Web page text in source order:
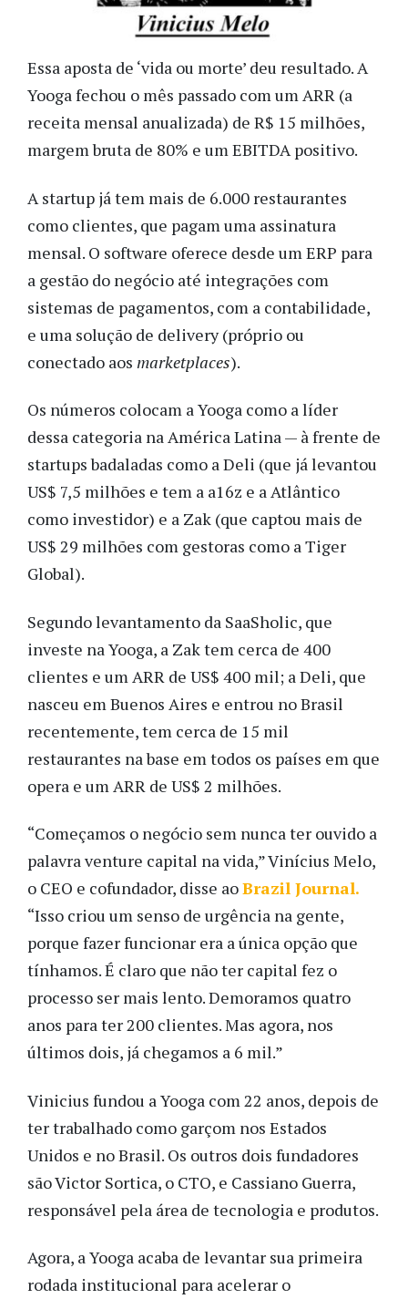
Essa aposta de ‘vida ou morte’ deu resultado. A
Yooga fechou o mês passado com um ARR (a
receita mensal anualizada) de R$ 15 milhões,
margem bruta de 80% e um EBITDA positivo.
A startup já tem mais de 6.000 restaurantes
como clientes, que pagam uma assinatura
mensal. O software oferece desde um ERP para
a gestão do negócio até integrações com
sistemas de pagamentos, com a contabilidade,
e uma solução de delivery (próprio ou
conectado aos marketplaces).
Os números colocam a Yooga como a líder
dessa categoria na América Latina — à frente de
startups badaladas como a Deli (que já levantou
US$ 7,5 milhões e tem a a16z e a Atlântico
como investidor) e a Zak (que captou mais de
US$ 29 milhões com gestoras como a Tiger
Global).
Segundo levantamento da SaaSholic, que
investe na Yooga, a Zak tem cerca de 400
clientes e um ARR de US$ 400 mil; a Deli, que
nasceu em Buenos Aires e entrou no Brasil
recentemente, tem cerca de 15 mil
restaurantes na base em todos os países em que
opera e um ARR de US$ 2 milhões.
“Começamos o negócio sem nunca ter ouvido a
palavra venture capital na vida,” Vinícius Melo,
o CEO e cofundador, disse aoBrazil Journal.
“Isso criou um senso de urgência na gente,
porque fazer funcionar era a única opção que
tínhamos. É claro que não ter capital fez o
processo ser mais lento. Demoramos quatro
anos para ter 200 clientes. Mas agora, nos
últimos dois, já chegamos a 6 mil.”
Vinicius fundou a Yooga com 22 anos, depois de
ter trabalhado como garçom nos Estados
Unidos e no Brasil. Os outros dois fundadores
são Victor Sortica, o CTO, e Cassiano Guerra,
responsável pela área de tecnologia e produtos.
Agora, a Yooga acaba de levantar sua primeira
rodada institucional para acelerar o